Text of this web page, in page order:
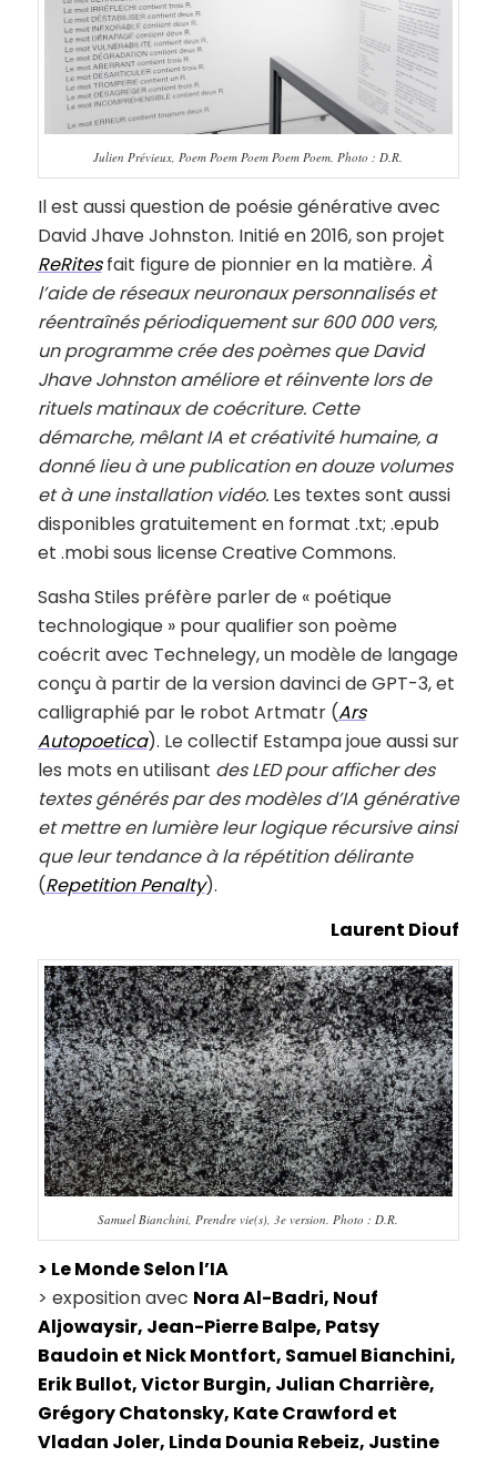
Julien Prévieux, Poem Poem Poem Poem Poem. Photo : D.R.
Il est aussi question de poésie générative avec
David Jhave Johnston. Initié en 2016, son projet
ReRitesfait figure de pionnier en la matière. À
l’aide de réseaux neuronaux personnalisés et
réentraînés périodiquement sur 600 000 vers,
un programme crée des poèmes que David
Jhave Johnston améliore et réinvente lors de
rituels matinaux de coécriture. Cette
démarche, mêlant IA et créativité humaine, a
donné lieu à une publication en douze volumes
et à une installation vidéo. Les textes sont aussi
disponibles gratuitement en format .txt; .epub
et .mobi sous license Creative Commons.
Sasha Stiles préfère parler de « poétique
technologique » pour qualifier son poème
coécrit avec Technelegy, un modèle de langage
conçu à partir de la version davinci de GPT-3, et
calligraphié par le robot Artmatr (Ars
Autopoetica). Le collectif Estampa joue aussi sur
les mots en utilisant des LED pour afficher des
textes générés par des modèles d’IA générative
et mettre en lumière leur logique récursive ainsi
que leur tendance à la répétition délirante
(Repetition Penalty).
Laurent Diouf
Samuel Bianchini, Prendre vie(s), 3e version. Photo : D.R.
> Le Monde Selon l’IA
> exposition avec Nora Al-Badri, Nouf
Aljowaysir, Jean-Pierre Balpe, Patsy
Baudoin et Nick Montfort, Samuel Bianchini,
Erik Bullot, Victor Burgin, Julian Charrière,
Grégory Chatonsky, Kate Crawford et
Vladan Joler, Linda Dounia Rebeiz, Justine